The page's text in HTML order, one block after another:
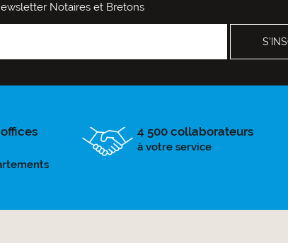
Notaires et Bretons
4 500 collaborateurs
à votre service